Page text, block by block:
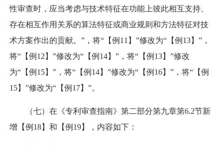
性审查时，应当考虑与技术特征在功能上彼此相互支持、
存在相互作用关系的算法特征或商业规则和方法特征对技
术方案作出的贡献。”，将“【例11】”修改为“【例13】”，
将“【例12】”修改为“【例14】”，将“【例13】”修改
为“【例15】”，将“【例14】”修改为“【例16】”，将“【例
15】”修改为“【例17】”。
（七）在《专利审查指南》第二部分第九章第6.2节新
增【例18】和【例19】，内容如下：